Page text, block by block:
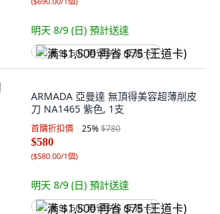
明天 8/9 (日) 預計送達
满 $1,500 再省 $75 (王道卡)
ARMADA 亞曼達 無頂得美容超薄削皮
刀 NA1465 紫色, 1支
首購折扣價 25%$780
$580
($580.00/1個)
明天 8/9 (日) 預計送達
满 $1,500 再省 $75 (王道卡)